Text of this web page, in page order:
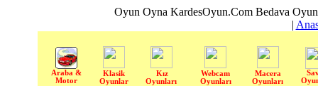
Oyun Oyna KardesOyun.Com Bedava
|
Araba &
Motor
Klasik
Oyunlar
Kız
Oyunları
Webcam
Oyunları
Macera
Oyunları